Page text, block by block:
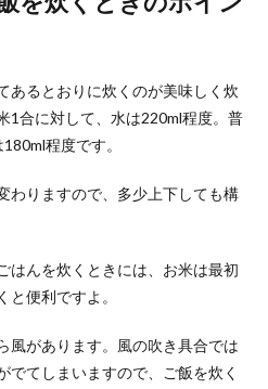
あるとおりに炊くのが美味しく炊
1合に対して、水は220ml程度。普
程度です。
わりますので、多少上下しても構
はんを炊くときには、お米は最初
便利ですよ。
風があります。風の吹き具合では
でてしまいますので、ご飯を炊く